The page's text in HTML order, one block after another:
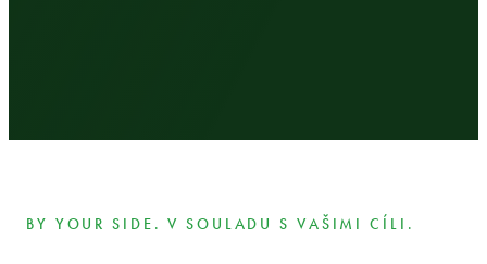
BY YOUR SIDE. V SOULADU S VAŠIMI CÍLI.